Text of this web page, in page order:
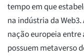
tempo em que
na indústria da
nação europeia entre
possuem metaverso